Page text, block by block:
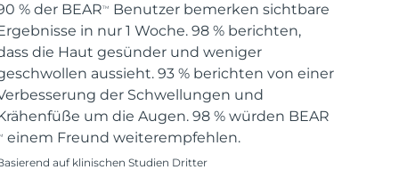
% der BEARTM
Benutzer bemerken sichtbare
in nur 1 Woche. 98 % berichten,
die Haut gesünder und weniger
aussieht. 93 % berichten von einer
der Schwellungen und
um die Augen. 98 % würden BEAR
einem Freund weiterempfehlen.
auf klinischen Studien Dritter